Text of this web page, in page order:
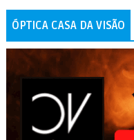
ÓPTICA CASA DA VISÃO